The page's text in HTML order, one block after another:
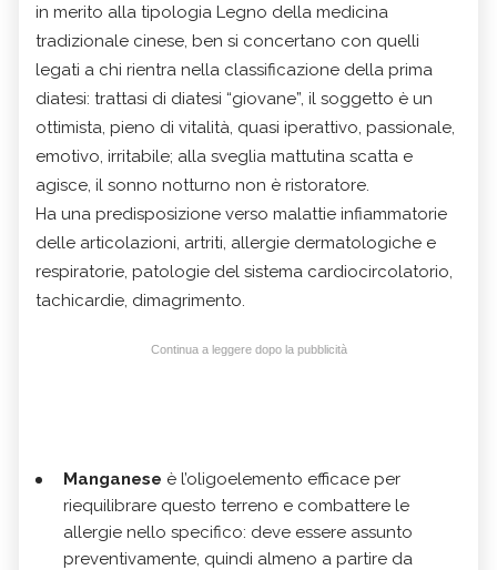
in merito alla tipologia Legno della medicina
tradizionale cinese, ben si concertano con quelli
legati a chi rientra nella classificazione della prima
diatesi: trattasi di diatesi “giovane”, il soggetto è un
ottimista, pieno di vitalità, quasi iperattivo, passionale,
emotivo, irritabile; alla sveglia mattutina scatta e
agisce, il sonno notturno non è ristoratore.
Ha una predisposizione verso malattie infiammatorie
delle articolazioni, artriti, allergie dermatologiche e
respiratorie, patologie del sistema cardiocircolatorio,
tachicardie, dimagrimento.
Continua a leggere dopo la pubblicità
Manganese è l’oligoelemento efficace per
riequilibrare questo terreno e combattere le
allergie nello specifico: deve essere assunto
preventivamente, quindi almeno a partire da